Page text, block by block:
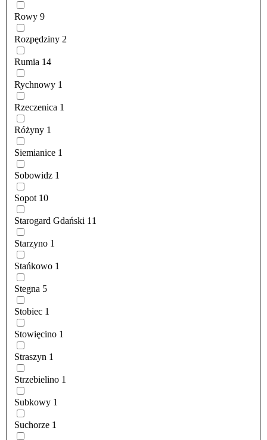
Rowy 9
Rozpędziny 2
Rumia 14
Rychnowy 1
Rzeczenica 1
Różyny 1
Siemianice 1
Sobowidz 1
Sopot 10
Starogard Gdański 11
Starzyno 1
Stańkowo 1
Stegna 5
Stobiec 1
Stowięcino 1
Straszyn 1
Strzebielino 1
Subkowy 1
Suchorze 1